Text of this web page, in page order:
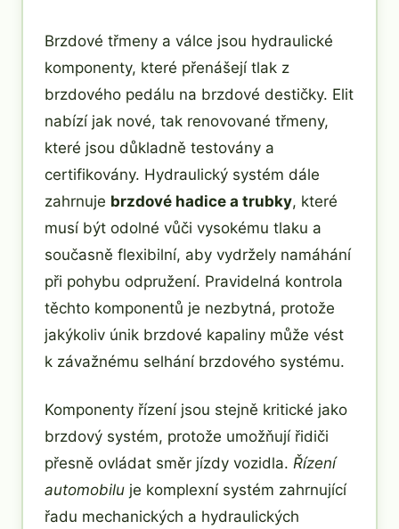
Brzdové třmeny a válce jsou hydraulické
komponenty, které přenášejí tlak z
brzdového pedálu na brzdové destičky. Elit
nabízí jak nové, tak renovované třmeny,
které jsou důkladně testovány a
certifikovány. Hydraulický systém dále
zahrnuje brzdové hadice a trubky, které
musí být odolné vůči vysokému tlaku a
současně flexibilní, aby vydržely namáhání
při pohybu odpružení. Pravidelná kontrola
těchto komponentů je nezbytná, protože
jakýkoliv únik brzdové kapaliny může vést
k závažnému selhání brzdového systému.
Komponenty řízení jsou stejně kritické jako
brzdový systém, protože umožňují řidiči
přesně ovládat směr jízdy vozidla. Řízení
automobilu je komplexní systém zahrnující
řadu mechanických a hydraulických